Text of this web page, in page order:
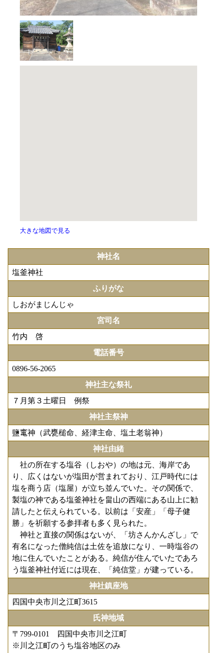
大きな地図で見る
神社名
塩釜神社
ふりがな
しおがまじんじゃ
宮司名
竹内 啓
電話番号
0896-56-2065
神社主な祭礼
７月第３土曜日 例祭
神社主祭神
鹽竃神（武甕槌命、経津主命、塩土老翁神）
神社由緒
社の所在する塩谷（しおや）の地は元、海岸であ
り、広くはないが塩田が営まれており、江戸時代には
塩を商う店（塩屋）が立ち並んでいた。その関係で、
製塩の神である塩釜神社を畠山の西端にある山上に勧
請したと伝えられている。以前は「安産」「母子健
勝」を祈願する参拝者も多く見られた。
神社と直接の関係はないが、「坊さんかんざし」で
有名になった僧純信は土佐を追放になり、一時塩谷の
地に住んでいたことがある。純信が住んでいたであろ
う塩釜神社付近には現在、「純信堂」が建っている。
神社鎮座地
四国中央市川之江町3615
氏神地域
〒799-0101 四国中央市川之江町
※川之江町のうち塩谷地区のみ